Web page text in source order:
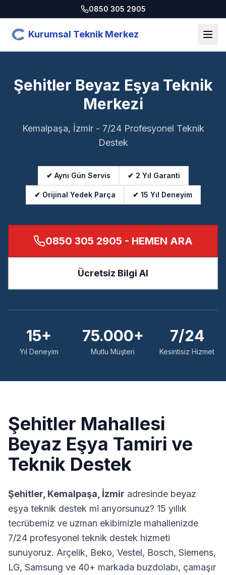
0850 305 2905
Kurumsal Teknik Merkez
Şehitler Beyaz Eşya Teknik
Merkezi
Kemalpaşa, İzmir - 7/24 Profesyonel Teknik
Destek
✔ Aynı Gün Servis ✔ 2 Yıl Garanti
✔ Orijinal Yedek Parça ✔ 15 Yıl Deneyim
0850 305 2905 - HEMEN ARA
Ücretsiz Bilgi Al
15+
Yıl Deneyim
75.000+
Mutlu Müşteri
7/24
Kesintisiz Hizmet
Şehitler Mahallesi
Beyaz Eşya Tamiri ve
Teknik Destek
Şehitler Kemalpaşa İzmir adresinde beyaz
eşya teknik destek mi arıyorsunuz? 15 yıllık
tecrübemiz ve uzman ekibimizle mahallenizde
7/24 profesyonel teknik destek hizmeti
sunuyoruz. Arçelik, Beko, Vestel, Bosch, Siemens,
LG, Samsung ve 40+ markada buzdolabı, çamaşır